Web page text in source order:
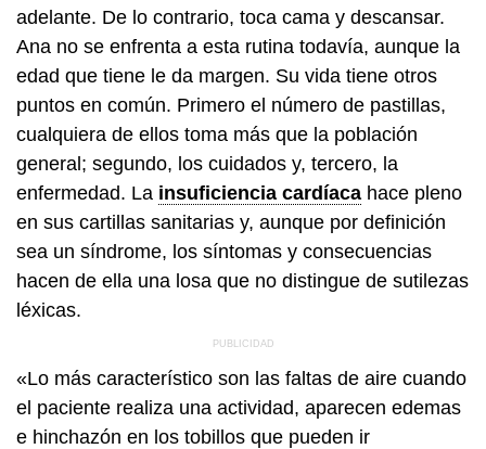
adelante. De lo contrario, toca cama y descansar.
Ana no se enfrenta a esta rutina todavía, aunque la
edad que tiene le da margen. Su vida tiene otros
puntos en común. Primero el número de pastillas,
cualquiera de ellos toma más que la población
general; segundo, los cuidados y, tercero, la
enfermedad. La insuficiencia cardíaca hace pleno
en sus cartillas sanitarias y, aunque por definición
sea un síndrome, los síntomas y consecuencias
hacen de ella una losa que no distingue de sutilezas
léxicas.
«Lo más característico son las faltas de aire cuando
el paciente realiza una actividad, aparecen edemas
e hinchazón en los tobillos que pueden ir